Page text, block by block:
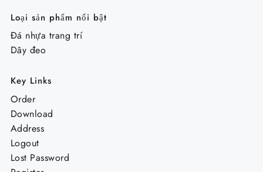
Loại sản phẩm nổi bật
Đá nhựa trang trí
Dây đeo
Key Links
Order
Download
Address
Logout
Lost Password